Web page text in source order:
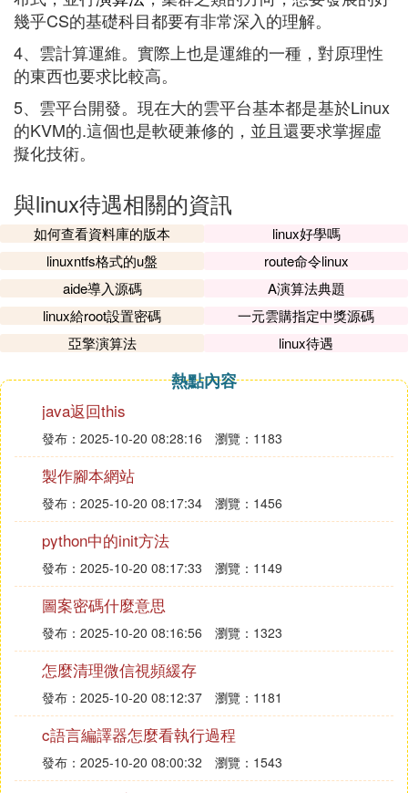
幾乎CS的基礎科目都要有非常深入的理解。
4、雲計算運維。實際上也是運維的一種，對原理性
的東西也要求比較高。
5、雲平台開發。現在大的雲平台基本都是基於Linux
的KVM的.這個也是軟硬兼修的，並且還要求掌握虛
擬化技術。
與linux待遇相關的資訊
如何查看資料庫的版本
linux好學嗎
linuxntfs格式的u盤
route命令linux
aide導入源碼
A演算法典題
linux給root設置密碼
一元雲購指定中獎源碼
亞擎演算法
linux待遇
熱點內容
java返回this
發布：2025-10-20 08:28:16 瀏覽：1183
製作腳本網站
發布：2025-10-20 08:17:34 瀏覽：1456
python中的init方法
發布：2025-10-20 08:17:33 瀏覽：1149
圖案密碼什麼意思
發布：2025-10-20 08:16:56 瀏覽：1323
怎麼清理微信視頻緩存
發布：2025-10-20 08:12:37 瀏覽：1181
c語言編譯器怎麼看執行過程
發布：2025-10-20 08:00:32 瀏覽：1543